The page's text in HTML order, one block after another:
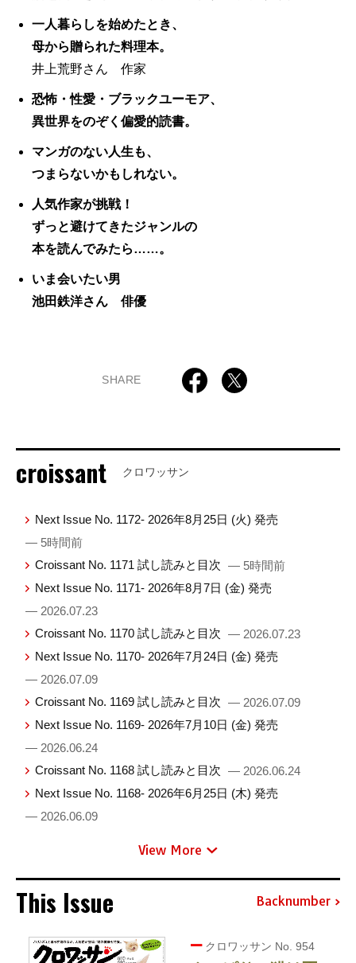
一人暮らしを始めたとき、
母から贈られた料理本。
井上荒野さん 作家
恐怖・性愛・ブラックユーモア、
異世界をのぞく偏愛的読書。
マンガのない人生も、
つまらないかもしれない。
人気作家が挑戦！
ずっと避けてきたジャンルの
本を読んでみたら……。
いま会いたい男
池田鉄洋さん 俳優
SHARE
croissant クロワッサン
Next Issue No. 1172- 2026年8月25日 (火) 発売
— 5時間前
Croissant No. 1171 試し読みと目次 — 5時間前
Next Issue No. 1171- 2026年8月7日 (金) 発売
— 2026.07.23
Croissant No. 1170 試し読みと目次 — 2026.07.23
Next Issue No. 1170- 2026年7月24日 (金) 発売
— 2026.07.09
Croissant No. 1169 試し読みと目次 — 2026.07.09
Next Issue No. 1169- 2026年7月10日 (金) 発売
— 2026.06.24
Croissant No. 1168 試し読みと目次 — 2026.06.24
Next Issue No. 1168- 2026年6月25日 (木) 発売
— 2026.06.09
View More
This Issue Backnumber
クロワッサン No. 954